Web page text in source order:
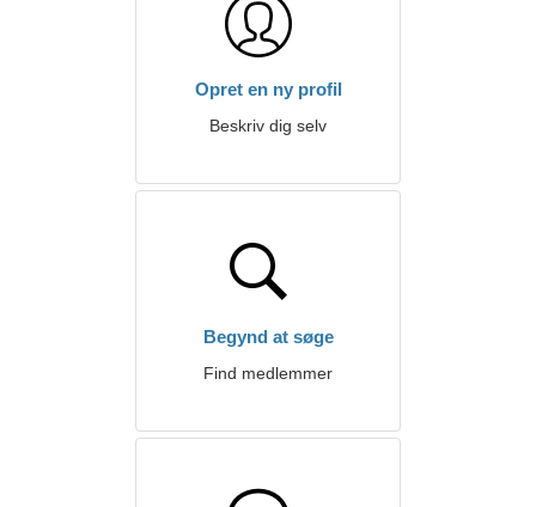
Opret en ny profil
Beskriv dig selv
Begynd at søge
Find medlemmer